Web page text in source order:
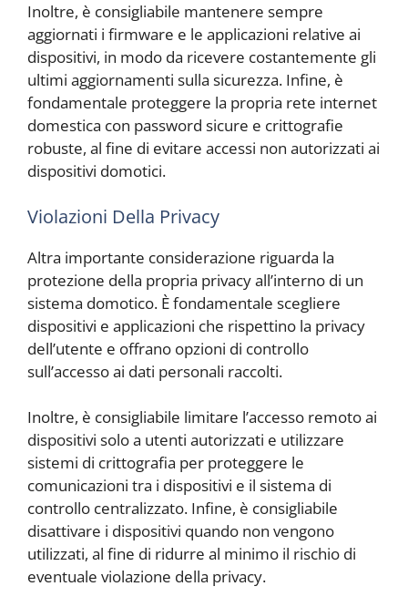
Inoltre, è consigliabile mantenere sempre
aggiornati i firmware e le applicazioni relative ai
dispositivi, in modo da ricevere costantemente gli
ultimi aggiornamenti sulla sicurezza. Infine, è
fondamentale proteggere la propria rete internet
domestica con password sicure e crittografie
robuste, al fine di evitare accessi non autorizzati ai
dispositivi domotici.
Violazioni Della Privacy
Altra importante considerazione riguarda la
protezione della propria privacy all’interno di un
sistema domotico. È fondamentale scegliere
dispositivi e applicazioni che rispettino la privacy
dell’utente e offrano opzioni di controllo
sull’accesso ai dati personali raccolti.
Inoltre, è consigliabile limitare l’accesso remoto ai
dispositivi solo a utenti autorizzati e utilizzare
sistemi di crittografia per proteggere le
comunicazioni tra i dispositivi e il sistema di
controllo centralizzato. Infine, è consigliabile
disattivare i dispositivi quando non vengono
utilizzati, al fine di ridurre al minimo il rischio di
eventuale violazione della privacy.